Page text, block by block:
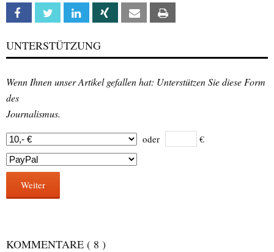
Facebook Twitter Linkedin Xing Email
UNTERSTÜTZUNG
Wenn Ihnen unser Artikel gefallen hat: Unterstützen Sie diese Form
des
Journalismus.
oder €
Weiter
KOMMENTARE ( 8 )